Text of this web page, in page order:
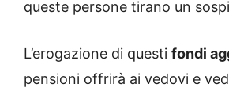
queste persone tirano un
L’erogazione di questi fondi
pensioni offrirà ai vedovi e